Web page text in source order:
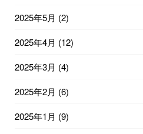
2025年5月 (2)
2025年4月 (12)
2025年3月 (4)
2025年2月 (6)
2025年1月 (9)